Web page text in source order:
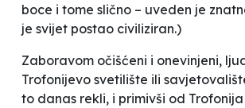
boce i tome slično – uveden je
je svijet postao civiliziran.)
Zaboravom očišćeni i onevinjeni,
Trofonijevo svetilište ili
to danas rekli, i primivši od